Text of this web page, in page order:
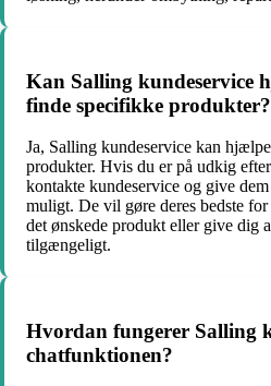
Kan Salling kundeservice
finde specifikke produkter?
Ja, Salling kundeservice kan
produkter. Hvis du er på udkig
kontakte kundeservice og give
muligt. De vil gøre deres bedste
det ønskede produkt eller give dig
tilgængeligt.
Hvordan fungerer Salling
chatfunktionen?